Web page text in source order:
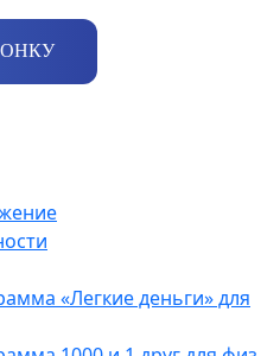
«Легкие деньги» для